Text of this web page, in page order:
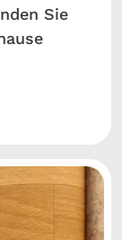
Sie